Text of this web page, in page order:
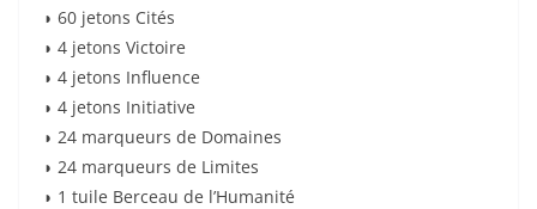
◗ 60 jetons Cités
◗ 4 jetons Victoire
◗ 4 jetons Influence
◗ 4 jetons Initiative
◗ 24 marqueurs de Domaines
◗ 24 marqueurs de Limites
◗ 1 tuile Berceau de l’Humanité